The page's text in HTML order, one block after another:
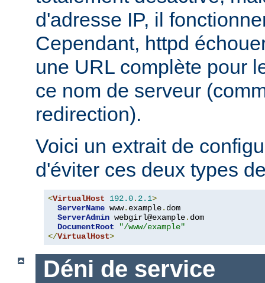
d'adresse IP, il
Cependant, httpd
une URL complète pour
ce nom de serveur
redirection).
Voici un extrait de
d'éviter ces deux types
<VirtualHost 192.0. 2.1>
ServerName www. example. dom
ServerAdmin webgirl@example. dom
DocumentRoot
"/www/example"
</VirtualHost>
Déni de service